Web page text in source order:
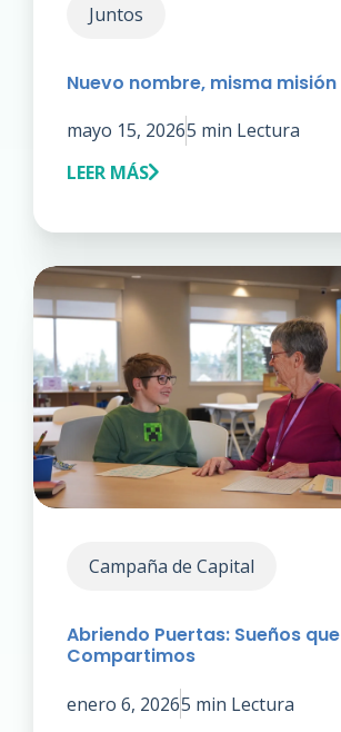
Juntos
Nuevo nombre, misma misión
mayo 15, 20265 min Lectura
LEER MÁS
Campaña de Capital
Abriendo Puertas: Sueños que
Compartimos
enero 6, 20265 min Lectura